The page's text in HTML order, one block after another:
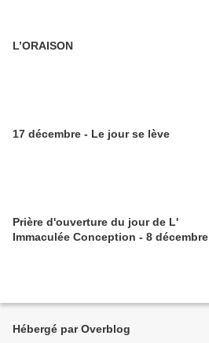
L’ORAISON
17 décembre - Le jour se lève
Prière d'ouverture du jour de L'
Immaculée Conception - 8 décembre
Hébergé par Overblog